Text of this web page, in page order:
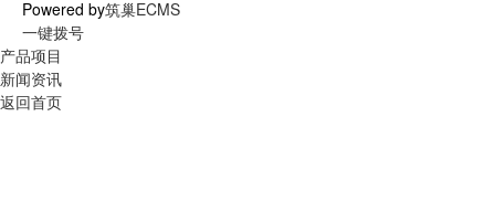
Powered by筑巢ECMS
一键拨号
产品项目
新闻资讯
返回首页